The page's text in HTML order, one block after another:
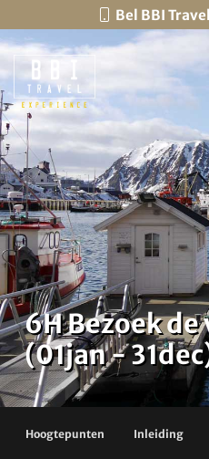
Bel BBI
6H Bezoek
(01jan -
Hoogtepunten Inleiding